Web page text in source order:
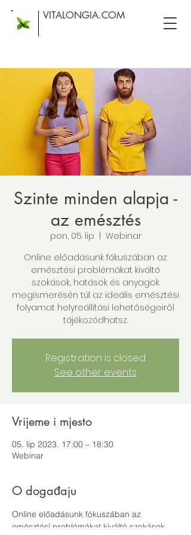
VITALONGIA.COM
Szinte minden alapja -
az emésztés
pon, 05. lip
Webinar
Online előadásunk fókuszában az
emésztési problémákat kiváltó
szokások, hatások és anyagok
megismerésén túl az ideális emésztési
folyamat helyreállítási lehetőségeiről
tájékozódhatsz.
Registration is closed
See other events
Vrijeme i mjesto
05. lip 2023. 17:00 – 18:30
Webinar
O događaju
Online előadásunk fókuszában az
emésztési problémákat kiváltó szokások,